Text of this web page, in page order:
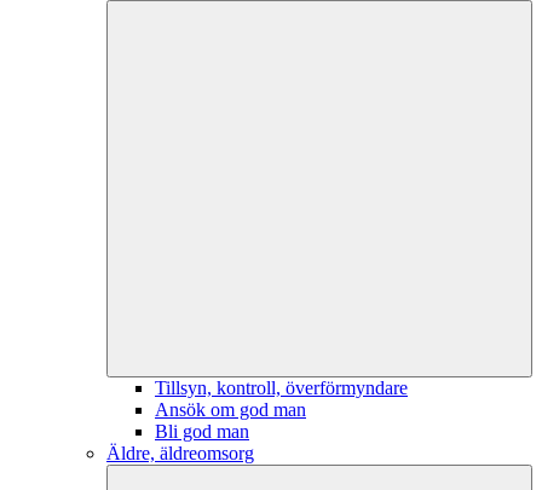
Tillsyn, kontroll, överförmyndare
Ansök om god man
Bli god man
Äldre, äldreomsorg